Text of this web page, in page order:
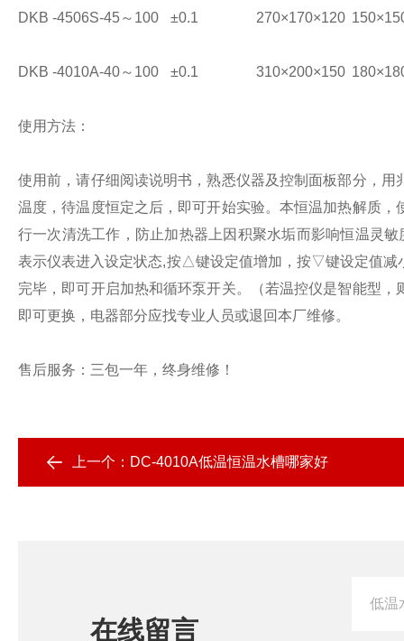
DKB -4506S-45～100 ±0.1 270×170×120
DKB -4010A-40～100 ±0.1 310×200×150
使用方法：
使用前，请仔细阅读说明书，熟悉仪器及控制面板部分，
温度，待温度恒定之后，即可开始实验。本恒温加热解质
行一次清洗工作，防止加热器上因积聚水垢而影响恒温灵敏
表示仪表进入设定状态,按△键设定值增加，按▽键设定值
完毕，即可开启加热和循环泵开关。（若温控仪是智能型，
即可更换，电器部分应找专业人员或退回本厂维修。
售后服务：三包一年，终身维修！
上一个： DC-4010A低温恒温水槽哪家好
在线留言